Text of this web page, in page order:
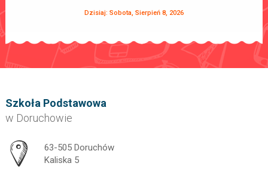
Dzisiaj: Sobota, Sierpień 8, 2026
Szkoła Podstawowa
w Doruchowie
Adres pocztowy:
63-505 Doruchów
Kaliska 5